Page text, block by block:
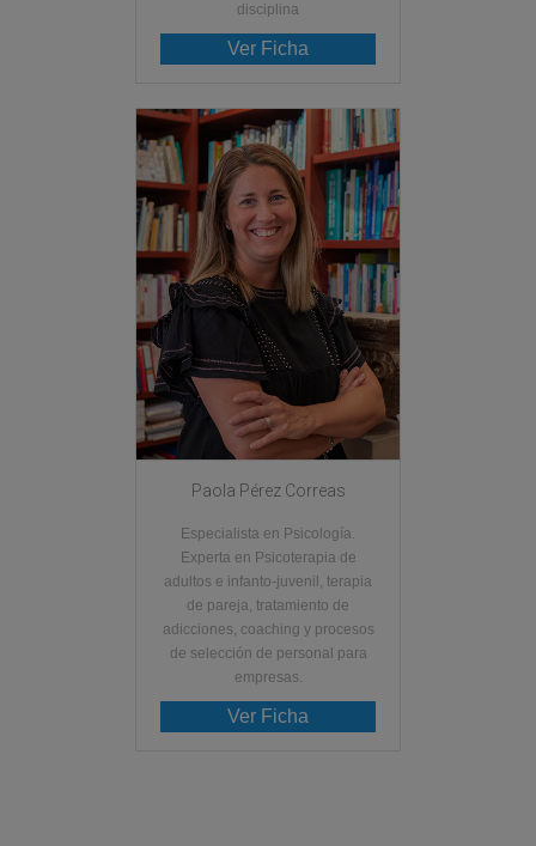
disciplina
Ver Ficha
Paola Pérez Correas
Especialista en Psicología.
Experta en Psicoterapia de
adultos e infanto-juvenil, terapia
de pareja, tratamiento de
adicciones, coaching y procesos
de selección de personal para
empresas.
Ver Ficha